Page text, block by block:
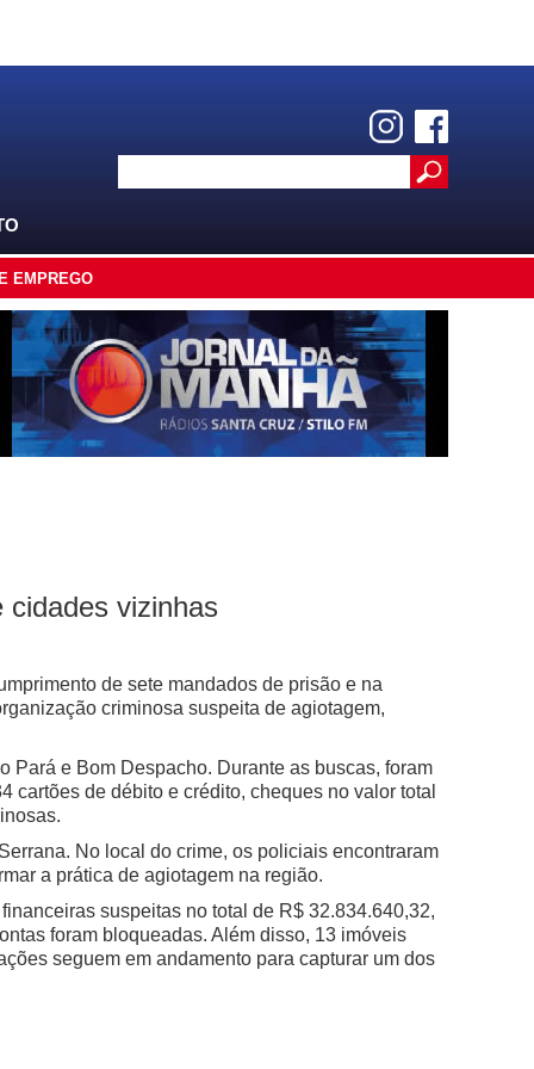
EMPREGO
vizinhas
de sete mandados de prisão e na
criminosa suspeita de agiotagem,
Pará e Bom Despacho. Durante as buscas, foram
de débito e crédito, cheques no valor total
No local do crime, os policiais encontraram
a prática de agiotagem na região.
suspeitas no total de R$ 32.834.640,32,
foram bloqueadas. Além disso, 13 imóveis
seguem em andamento para capturar um dos